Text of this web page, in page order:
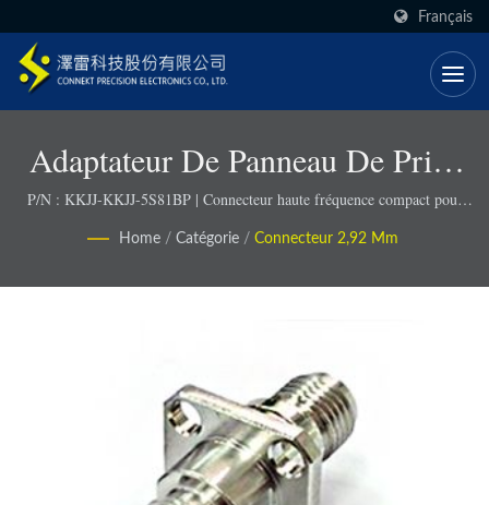
Français
Adaptateur De Panneau De Prise
2.92(K) À Prise 2.92(K)
P/N : KKJJ-KKJJ-5S81BP | Connecteur haute fréquence compact pour
Home / Catégorie / Connecteur 2,92 Mm